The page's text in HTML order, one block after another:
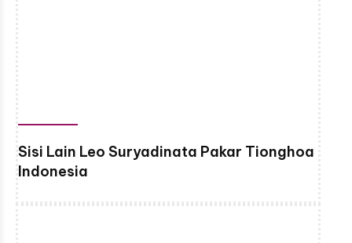
Sisi Lain Leo Suryadinata Pakar Tionghoa
Indonesia